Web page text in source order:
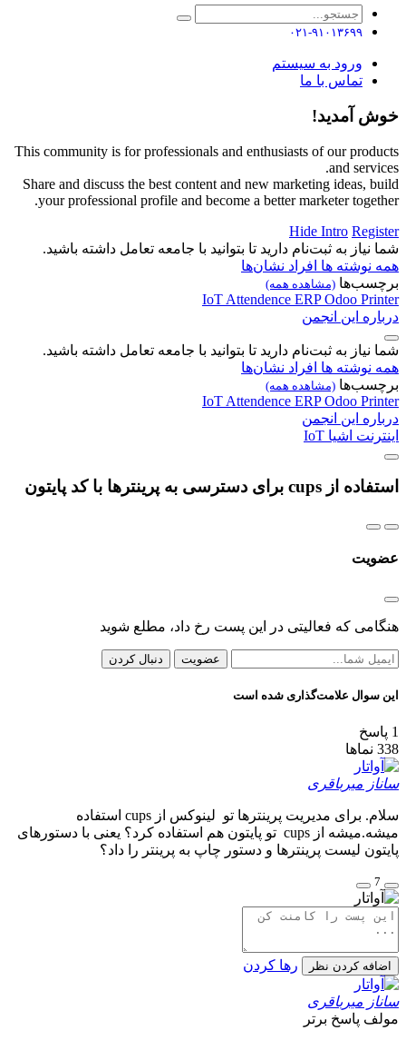
۰۲۱-۹۱۰۱۳۶۹۹
ورود به سیستم
تماس با ما
خوش آمدید!
This community is for professionals and enthusiasts of our products
and services.
Share and discuss the best content and new marketing ideas, build
your professional profile and become a better marketer together.
Hide Intro Register
شما نیاز به ثبت‌نام دارید تا بتوانید با جامعه تعامل داشته باشید.
همه نوشته ها افراد نشان‌ها
برچسب‌ها (مشاهده همه)
IoT Attendence ERPOdoo Printer
درباره این انجمن
شما نیاز به ثبت‌نام دارید تا بتوانید با جامعه تعامل داشته باشید.
همه نوشته ها افراد نشان‌ها
برچسب‌ها (مشاهده همه)
IoT Attendence ERPOdoo Printer
درباره این انجمن
اینترنت اشیا IoT
استفاده از cups برای دسترسی به پرینترها با کد پایتون
عضویت
هنگامی که فعالیتی در این پست رخ داد، مطلع شوید
عضویت دنبال کردن
این سوال علامت‌گذاری شده است
1 پاسخ
338 نماها
ساناز میرباقری
سلام. برای مدیریت پرینترها تو لینوکس از cups استفاده
میشه.میشه از cups تو پایتون هم استفاده کرد؟ یعنی با دستورهای
پایتون لیست پرینترها و دستور چاپ به پرینتر را داد؟
7
اضافه کردن نظر رها کردن
ساناز میرباقری
مولف پاسخ برتر